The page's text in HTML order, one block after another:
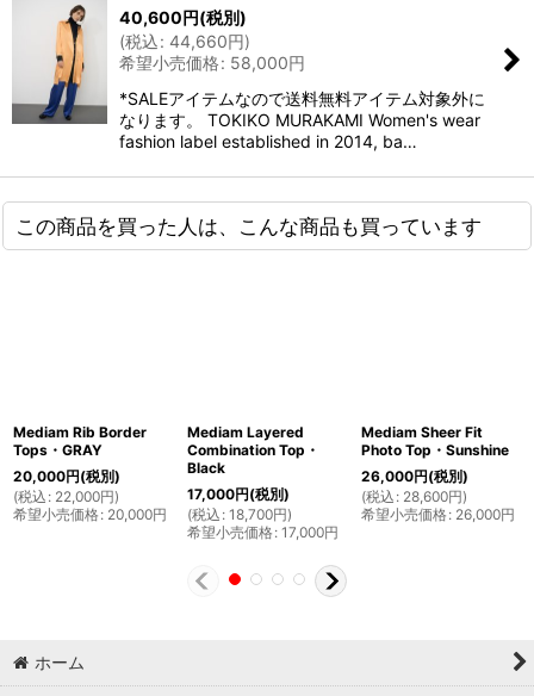
40,600円(税別)
(税込: 44,660円)
希望小売価格: 58,000円
*SALEアイテムなので送料無料アイテム対象外に
なります。 TOKIKO MURAKAMI Women's wear
fashion label established in 2014, ba…
この商品を買った人は、こんな商品も買っています
Mediam Rib Border
Tops・GRAY
20,000円(税別)
(税込 : 22,000円)
希望小売価格: 20,000円
Mediam Layered
Combination Top・
Black
17,000円(税別)
(税込 : 18,700円)
希望小売価格: 17,000円
Mediam Sheer Fit
Photo Top・Sunshine
26,000円(税別)
(税込 : 28,600円)
希望小売価格: 26,000円
ホーム